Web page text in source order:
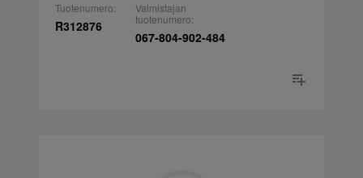
Tuotenumero:
R312876
Valmistajan
tuotenumero:
067-804-902-484